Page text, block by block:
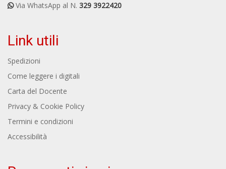
Via WhatsApp al N. 329 3922420
Link utili
Spedizioni
Come leggere i digitali
Carta del Docente
Privacy & Cookie Policy
Termini e condizioni
Accessibilità